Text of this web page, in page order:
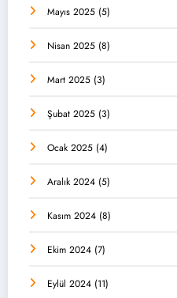
Mayıs 2025 (5)
Nisan 2025 (8)
Mart 2025 (3)
Şubat 2025 (3)
Ocak 2025 (4)
Aralık 2024 (5)
Kasım 2024 (8)
Ekim 2024 (7)
Eylül 2024 (11)